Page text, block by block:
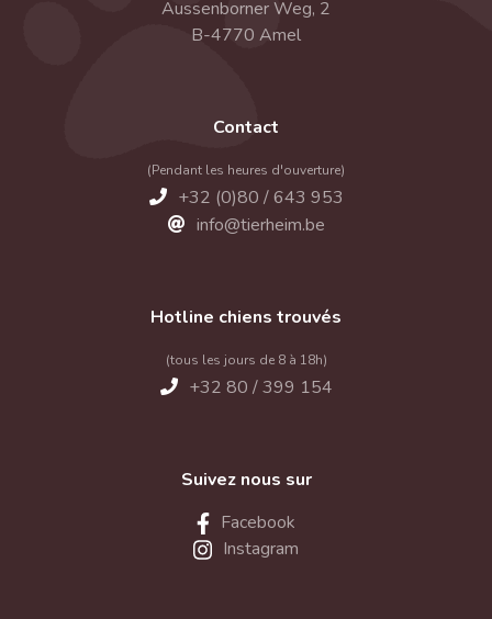
Aussenborner Weg, 2
B-4770 Amel
Contact
(Pendant les heures d'ouverture)
+32 (0)80 / 643 953
info@tierheim.be
Hotline chiens trouvés
(tous les jours de 8 à 18h)
+32 80 / 399 154
Suivez nous sur
Facebook
Instagram